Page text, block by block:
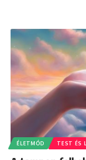
ÉLETMÓD TEST ÉS